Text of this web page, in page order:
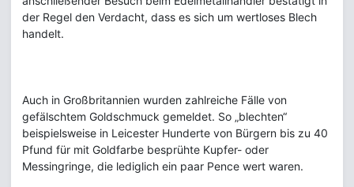
der Regel den Verdacht, dass es sich um wertloses Blech
handelt.
Auch in Großbritannien wurden zahlreiche Fälle von
gefälschtem Goldschmuck gemeldet. So „blechten“
beispielsweise in Leicester Hunderte von Bürgern bis zu 40
Pfund für mit Goldfarbe besprühte Kupfer- oder
Messingringe, die lediglich ein paar Pence wert waren.